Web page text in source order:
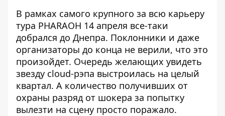
В рамках самого крупного за всю карьеру
тура PHARAOH 14 апреля все-таки
добрался до Днепра. Поклонники и даже
организаторы до конца не верили, что это
произойдет. Очередь желающих увидеть
звезду cloud-рэпа выстроилась на целый
квартал. А количество получивших от
охраны разряд от шокера за попытку
вылезти на сцену просто поражало.